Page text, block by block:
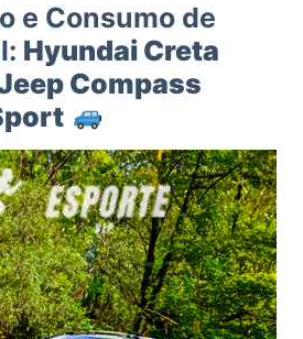
e Consumo de
Hyundai Creta
Compass